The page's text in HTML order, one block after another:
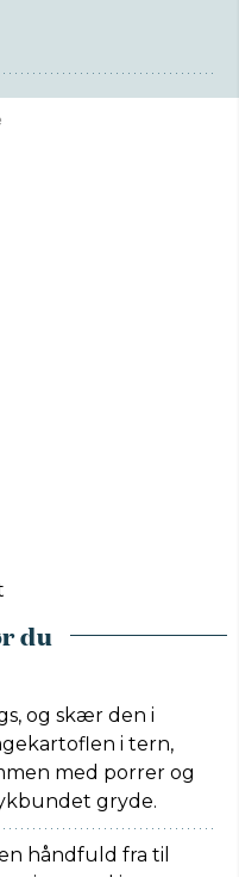
du
og skær den i
i tern,
med porrer og
gryde.
håndfuld fra til